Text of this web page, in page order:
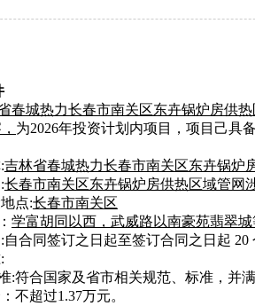
春城热力长春市南关区东卉锅炉房供
为2026年投资计划内项目，项目己具
:吉林省春城热力长春市南关区东卉锅炉
:长春市南关区东卉锅炉房供热区域管网
点:长春市南关区
学富胡同以西，武威路以南豪苑翡翠
:自合同签订之日起至签订合同之日起 20
:
:符合国家及省市相关规范、标准，并
不超过1.37万元。